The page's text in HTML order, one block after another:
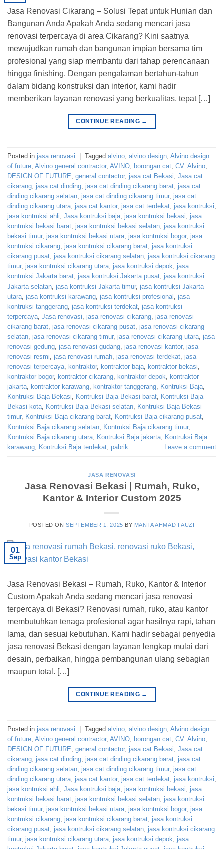
Jasa Renovasi Cikarang – Solusi Tepat untuk Hunian dan
Bangunan Anda Apakah Anda sedang mencari jasa
renovasi terpercaya di area Cikarang? Kini saatnya
mewujudkan rumah dan bangunan impian bersama tim
profesional yang siap membantu dari tahap perencanaan
hingga finishing. Dengan pengalaman bertahun-tahun
dalam bidang konstruksi dan interior, kami hadir
memberikan layanan renovasi yang berkualitas, tepat […]
CONTINUE READING →
Posted in jasa renovasi Tagged alvino alvino design Alvino design
of future Alvino general contractor, AVINO borongan cat CV. Alvino
DESIGN OF FUTURE general contactor, jasa cat Bekasi Jasa cat
cikarang jasa cat dinding jasa cat dinding cikarang barat jasa cat
dinding cikarang selatan jasa cat dinding cikarang timur, jasa cat
dinding cikarang utara jasa cat kantor, jasa cat terdekat jasa kontruksi
jasa kontruksi ahli Jasa kontruksi baja jasa kontruksi bekasi
jasa
kontruksi bekasi barat jasa kontruksi bekasi selatan jasa kontruksi
bekasi timur, jasa kontruksi bekasi utara jasa kontruksi bogor, jasa
kontruksi cikarang jasa kontruksi cikarang barat jasa kontruksi
cikarang pusat jasa kontruksi cikarang selatan jasa kontruksi cikarang
timur, jasa kontruksi cikarang utara jasa kontruksi depok
jasa
kontruksi Jakarta barat jasa kontruksi Jakarta pusat jasa kontruksi
Jakarta selatan jasa kontruksi Jakarta timur, jasa kontruksi Jakarta
utara jasa kontruksi karawang jasa kontruksi profesional
jasa
kontruksi tanggerang jasa kontruksi terdekat jasa kontruksi
terpercaya Jasa renovasi jasa renovasi cikarang jasa renovasi
cikarang barat jasa renovasi cikarang pusat jasa renovasi cikarang
selatan jasa renovasi cikarang timur, jasa renovasi cikarang utara jasa
renovasi gedung jasa renovasi gudang jasa renovasi kantor, jasa
renovasi resmi
jasa renovasi rumah jasa renovasi terdekat jasa
renovasi terpercaya
kontraktor, kontraktor baja kontraktor bekasi
kontraktor bogor, kontraktor cikarang kontraktor depok
kontraktor
jakarta
kontraktor karawang kontraktor tanggerang Kontruksi Baja
Kontruksi Baja Bekasi
Kontruksi Baja Bekasi barat
Kontruksi Baja
Bekasi kota
Kontruksi Baja Bekasi selatan
Kontruksi Baja Bekasi
timur, Kontruksi Baja cikarang barat Kontruksi Baja cikarang pusat
Kontruksi Baja cikarang selatan
Kontruksi Baja cikarang timur,
Kontruksi Baja cikarang utara
Kontruksi Baja jakarta
Kontruksi Baja
karawang
Kontruksi Baja terdekat pabrik Leave a comment
JASA RENOVASI
Jasa Renovasi Bekasi | Rumah, Ruko,
Kantor & Interior Custom 2025
POSTED ONSEPTEMBER 1, 2025 BY MANTA AHMAD FAUZI
01
Sep
Jasa Renovasi Bekasi – Rumah, Ruko, Kantor & Interior
Custom Apakah Anda sedang mencari jasa renovasi
terpercaya di Bekasi? Renovasi rumah, ruko, atau kantor
membutuhkan tenaga profesional agar hasilnya rapi, tahan
lama, dan sesuai kebutuhan. Kami hadir sebagai penyedia
jasa renovasi Bekasi dengan layanan lengkap mulai dari
desain, perbaikan, hingga pembangunan ulang sebagian
maupun total. […]
CONTINUE READING →
Posted in jasa renovasi | Tagged alvino alvino design Alvino design
of future Alvino general contractor, AVINO borongan cat CV. Alvino
DESIGN OF FUTURE general contactor, jasa cat Bekasi Jasa cat
cikarang jasa cat dinding jasa cat dinding cikarang barat jasa cat
dinding cikarang selatan jasa cat dinding cikarang timur, jasa cat
dinding cikarang utara jasa cat kantor, jasa cat terdekat jasa kontruksi
jasa kontruksi ahli Jasa kontruksi baja jasa kontruksi bekasi
jasa
kontruksi bekasi barat jasa kontruksi bekasi selatan jasa kontruksi
bekasi timur, jasa kontruksi bekasi utara jasa kontruksi bogor, jasa
kontruksi cikarang jasa kontruksi cikarang barat jasa kontruksi
cikarang pusat jasa kontruksi cikarang selatan jasa kontruksi cikarang
timur, jasa kontruksi cikarang utara jasa kontruksi depok
jasa